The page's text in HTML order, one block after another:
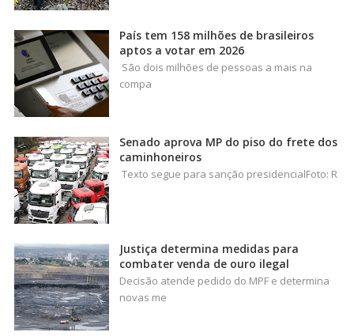
País tem 158 milhões de brasileiros
aptos a votar em 2026
São dois milhões de pessoas a mais na
compa
Senado aprova MP do piso do frete dos
caminhoneiros
Texto segue para sanção presidencialFoto: R
Justiça determina medidas para
combater venda de ouro ilegal
Decisão atende pedido do MPF e determina
novas me